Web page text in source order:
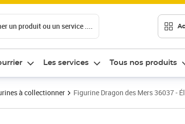
un produit ou un service ....
Les services Tous nos produits
à collectionner Figurine Dragon des Mers 36037 -